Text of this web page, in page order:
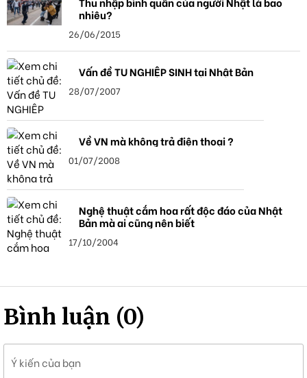
nhiêu?
26/06/2015
Vấn đề TU NGHIỆP SINH tại Nhật Bản
28/07/2007
Về VN mà không trả điện thoại ?
01/07/2008
Nghệ thuật cắm hoa rất độc đáo của Nhật
Bản mà ai cũng nên biết
17/10/2004
Bình luận (0)
Ý kiến của bạn